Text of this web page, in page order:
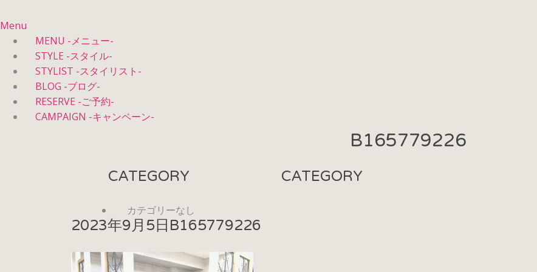
Menu
MENU -メニュー-
STYLE -スタイル-
STYLIST -スタイリスト-
BLOG -ブログ-
RESERVE -ご予約-
CAMPAIGN -キャンペーン-
B165779226
CATEGORY
カテゴリーなし
CATEGORY
2023年9月5日 B165779226